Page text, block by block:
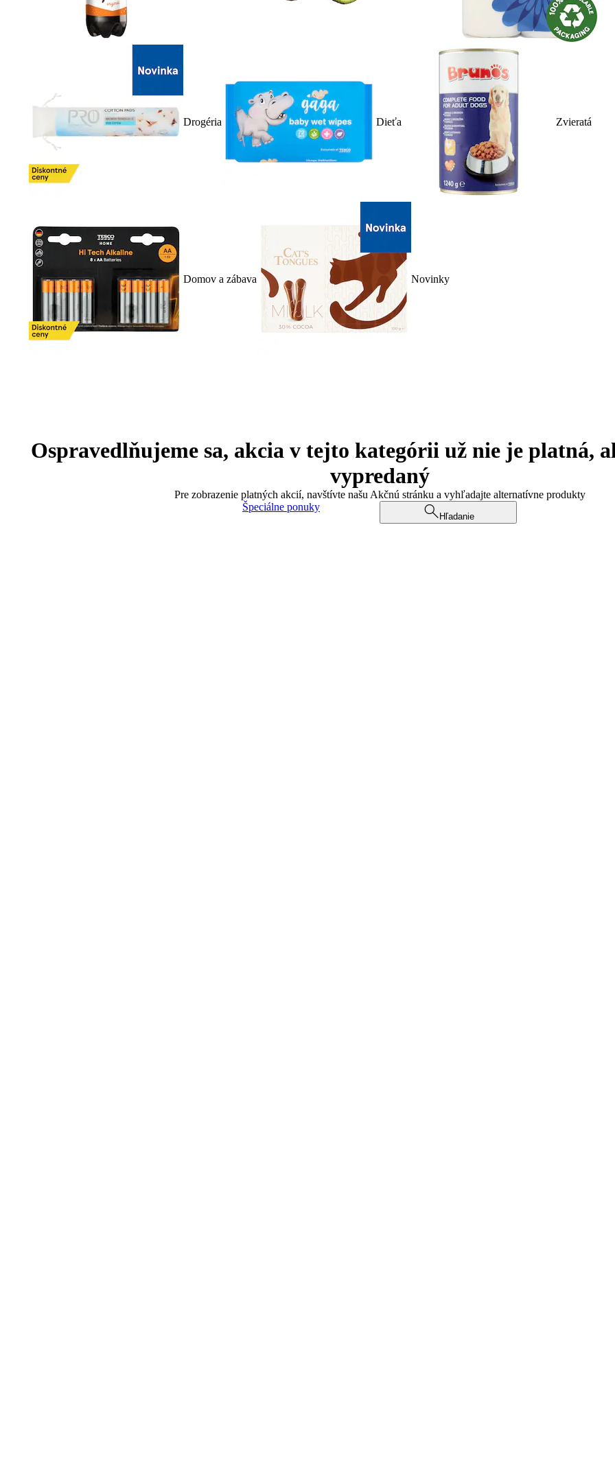
Drogéria Dieťa Zvieratá
Domov a zábava Novinky
Ospravedlňujeme sa, akcia v tejto kategórii už nie je platná,
vypredaný
Pre zobrazenie platných akcií, navštívte našu Akčnú stránku a vyhľadajte alternatívne produkty
Špeciálne ponuky
Hľadanie